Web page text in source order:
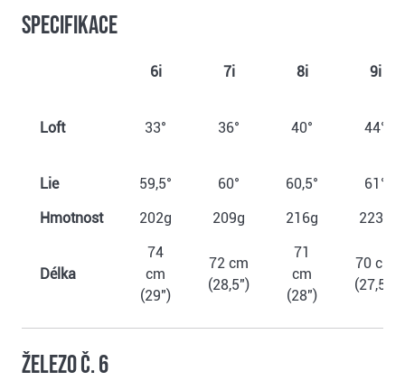
Specifikace
6i 7i 8i 9i
Loft 33° 36° 40° 44°
Lie 59,5° 60° 60,5°
61°
Hmotnost
202g 209g 216g 223g
Délka
74
cm
(29")
72 cm
(28,5")
71
cm
(28")
70 cm
(27,5")
Železo č. 6